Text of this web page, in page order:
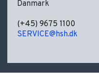
Danmark
(+45) 9675 1100
SERVICE@hsh.dk